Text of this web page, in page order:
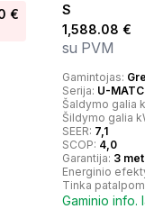
€
S
1,588.08 €
su PVM
Gamintojas:
Serija: U-
Šaldymo galia
Šildymo galia
SEER: 7,1
SCOP: 4,0
Garantija: 3
Energinio
Tinka
Gaminio info.